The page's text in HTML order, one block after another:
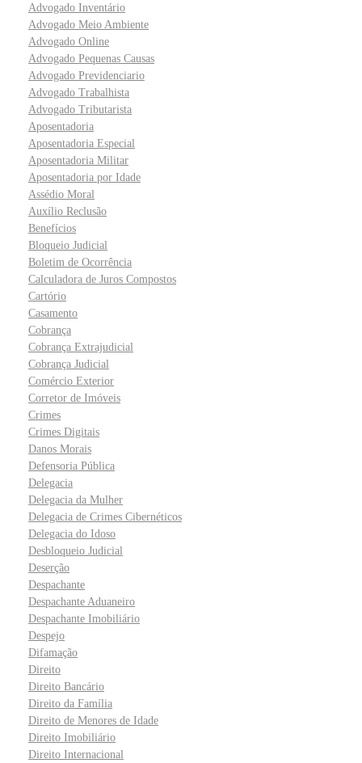
Advogado Inventário
Advogado Meio Ambiente
Advogado Online
Advogado Pequenas Causas
Advogado Previdenciario
Advogado Trabalhista
Advogado Tributarista
Aposentadoria
Aposentadoria Especial
Aposentadoria Militar
Aposentadoria por Idade
Assédio Moral
Auxílio Reclusão
Benefícios
Bloqueio Judicial
Boletim de Ocorrência
Calculadora de Juros Compostos
Cartório
Casamento
Cobrança
Cobrança Extrajudicial
Cobrança Judicial
Comércio Exterior
Corretor de Imóveis
Crimes
Crimes Digitais
Danos Morais
Defensoria Pública
Delegacia
Delegacia da Mulher
Delegacia de Crimes Cibernéticos
Delegacia do Idoso
Desbloqueio Judicial
Deserção
Despachante
Despachante Aduaneiro
Despachante Imobiliário
Despejo
Difamação
Direito
Direito Bancário
Direito da Família
Direito de Menores de Idade
Direito Imobiliário
Direito Internacional